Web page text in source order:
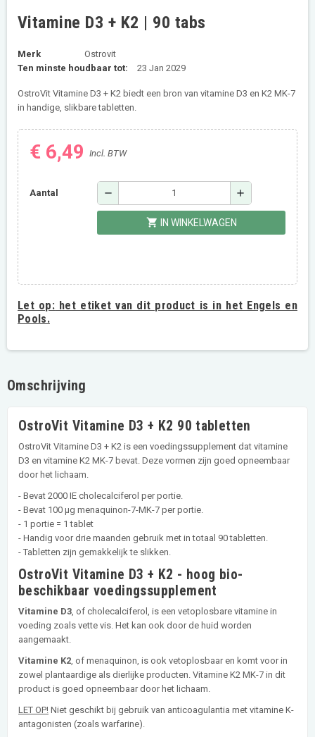
Vitamine D3 + K2 | 90 tabs
Merk
Ostrovit
Ten minste houdbaar tot:
23 Jan 2029
OstroVit Vitamine D3 + K2 biedt een bron van vitamine D3 en K2 MK-7
in handige, slikbare tabletten.
€ 6,49 Incl. BTW
Aantal remove add
shopping_cart IN WINKELWAGEN
Let op: het etiket van dit product is in het Engels en
Pools.
Omschrijving
OstroVit Vitamine D3 + K2 90 tabletten
OstroVit Vitamine D3 + K2 is een voedingssupplement dat vitamine
D3 en vitamine K2 MK-7 bevat. Deze vormen zijn goed opneembaar
door het lichaam.
- Bevat 2000 IE cholecalciferol per portie.
- Bevat 100 µg menaquinon-7-MK-7 per portie.
- 1 portie = 1 tablet
- Handig voor drie maanden gebruik met in totaal 90 tabletten.
- Tabletten zijn gemakkelijk te slikken.
OstroVit Vitamine D3 + K2 - hoog bio-
beschikbaar voedingssupplement
Vitamine D3 , of cholecalciferol, is een vetoplosbare vitamine in
voeding zoals vette vis. Het kan ook door de huid worden
aangemaakt.
Vitamine K2 , of menaquinon, is ook vetoplosbaar en komt voor in
zowel plantaardige als dierlijke producten. Vitamine K2 MK-7 in dit
product is goed opneembaar door het lichaam.
LET OP! Niet geschikt bij gebruik van anticoagulantia met vitamine K-
antagonisten (zoals warfarine).